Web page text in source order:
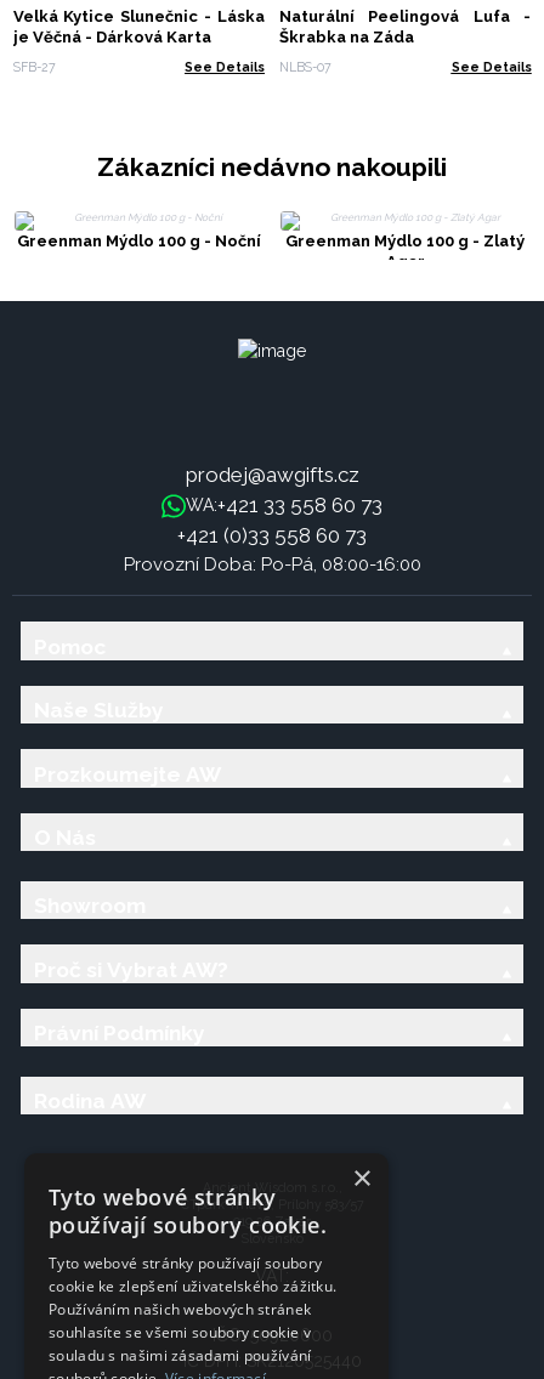
Velká Kytice Slunečnic - Láska
je Věčná - Dárková Karta
SFB-27 See Details
Naturální Peelingová Lufa -
Škrabka na Záda
NLBS-07 See Details
Zákazníci nedávno nakoupili
Greenman Mýdlo 100 g - Noční
Greenman Mýdlo 100 g - Zlatý
Agar
prodej@awgifts.cz
WA:+421 33 558 60 73
+421 (0)33 558 60 73
Provozní Doba: Po-Pá, 08:00-16:00
Ancient Wisdom s.r.o.,
CTpark Trnava, Prílohy 583/57
919 26 Zavar
Slovensko
IČO: 50920600
IČ DPH: SK2120525440
×
Tyto webové stránky
používají soubory cookie.
Tyto webové stránky používají soubory
cookie ke zlepšení uživatelského zážitku.
Používáním našich webových stránek
souhlasíte se všemi soubory cookie v
souladu s našimi zásadami používání